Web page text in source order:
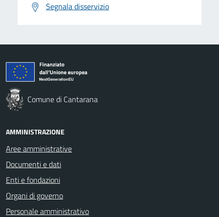
Segnala disservizio
Comune di Cantarana
AMMINISTRAZIONE
Aree amministrative
Documenti e dati
Enti e fondazioni
Organi di governo
Personale amministrativo